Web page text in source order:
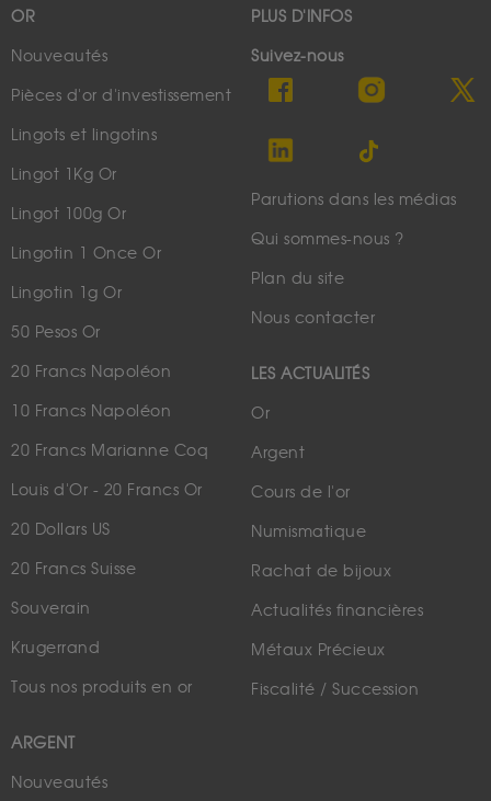
OR
Nouveautés
Pièces d'or d'investissement
Lingots et lingotins
Lingot 1Kg Or
Lingot 100g Or
Lingotin 1 Once Or
Lingotin 1g Or
50 Pesos Or
20 Francs Napoléon
10 Francs Napoléon
20 Francs Marianne Coq
Louis d'Or - 20 Francs Or
20 Dollars US
20 Francs Suisse
Souverain
Krugerrand
Tous nos produits en or
ARGENT
Nouveautés
PLUS D'INFOS
Suivez-nous
Parutions dans les médias
Qui sommes-nous ?
Plan du site
Nous contacter
LES ACTUALITÉS
Or
Argent
Cours de l'or
Numismatique
Rachat de bijoux
Actualités financières
Métaux Précieux
Fiscalité / Succession